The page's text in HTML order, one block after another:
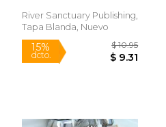
dcto. $ 36.51
River Sanctuary Publishing,
Tapa Blanda, Nuevo